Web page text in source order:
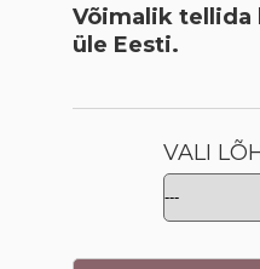
Võimalik tellida
üle Eesti.
VALI